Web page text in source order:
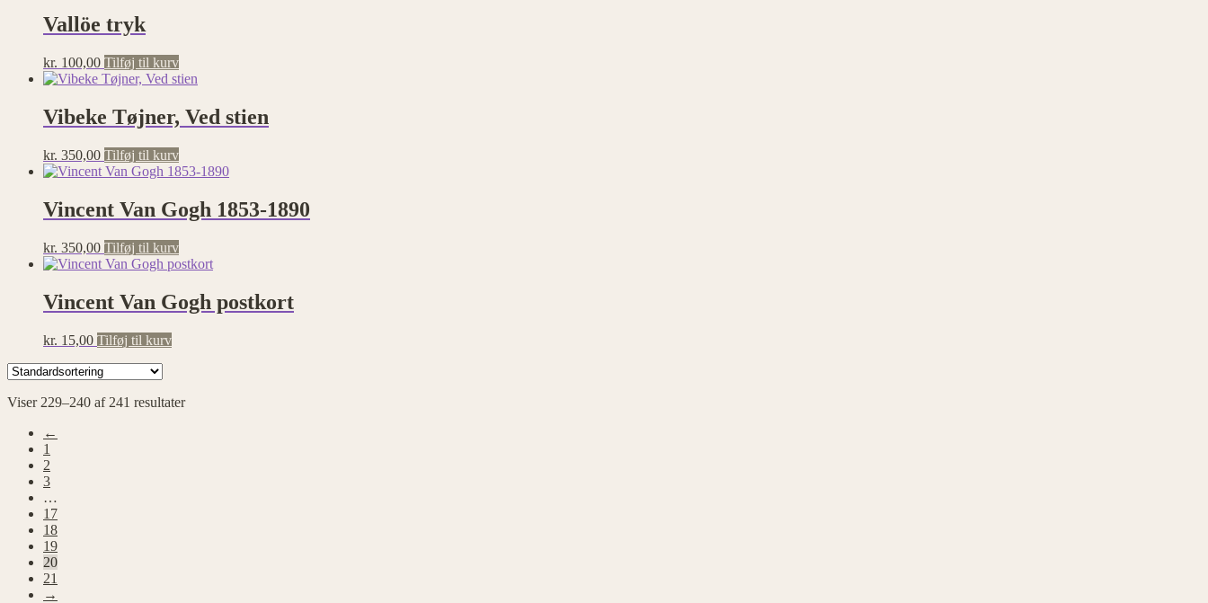
Vallöe tryk
kr. 100,00 Tilføj til kurv
Vibeke Tøjner, Ved stien
kr. 350,00 Tilføj til kurv
Vincent Van Gogh 1853-1890
kr. 350,00 Tilføj til kurv
Vincent Van Gogh postkort
kr. 15,00 Tilføj til kurv
Viser 229–240 af 241 resultater
←
1
2
3
…
17
18
19
20
21
→